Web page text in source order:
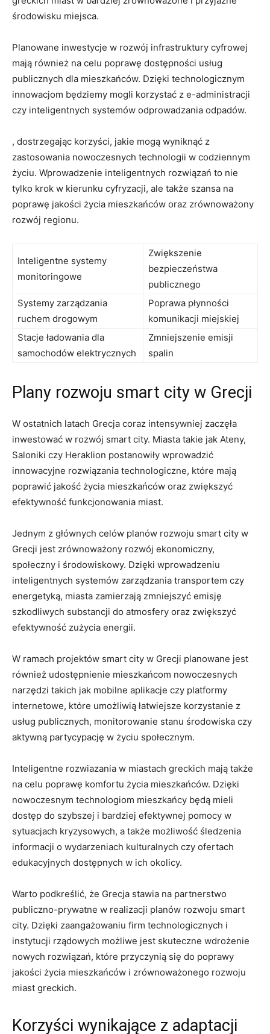
środowisku miejsca.
Planowane inwestycje w rozwój infrastruktury cyfrowej
mają również na celu poprawę dostępności usług
publicznych dla mieszkańców. Dzięki technologicznym
innowacjom będziemy mogli korzystać z e-administracji
czy inteligentnych systemów odprowadzania odpadów.
, dostrzegając korzyści, jakie mogą wyniknąć z
zastosowania nowoczesnych technologii w codziennym
życiu. Wprowadzenie inteligentnych rozwiązań to nie
tylko krok w kierunku cyfryzacji, ale także szansa na
poprawę jakości życia mieszkańców oraz zrównoważony
rozwój regionu.
Inteligentne systemy
monitoringowe
Zwiększenie
bezpieczeństwa
publicznego
Systemy zarządzania
ruchem drogowym
Poprawa płynności
komunikacji miejskiej
Stacje ładowania dla
samochodów elektrycznych
Zmniejszenie emisji
spalin
Plany rozwoju smart city w Grecji
W ostatnich latach Grecja coraz intensywniej zaczęła
inwestować w rozwój smart city. Miasta takie jak Ateny,
Saloniki czy Heraklion postanowiły wprowadzić
innowacyjne rozwiązania technologiczne, które mają
poprawić jakość życia mieszkańców oraz zwiększyć
efektywność funkcjonowania miast.
Jednym z głównych celów planów rozwoju smart city w
Grecji jest zrównoważony rozwój ekonomiczny,
społeczny i środowiskowy. Dzięki wprowadzeniu
inteligentnych systemów zarządzania transportem czy
energetyką, miasta zamierzają zmniejszyć emisję
szkodliwych substancji do atmosfery oraz zwiększyć
efektywność zużycia energii.
W ramach projektów smart city w Grecji planowane jest
również udostępnienie mieszkańcom nowoczesnych
narzędzi takich jak mobilne aplikacje czy platformy
internetowe, które umożliwią łatwiejsze korzystanie z
usług publicznych, monitorowanie stanu środowiska czy
aktywną partycypację w życiu społecznym.
Inteligentne rozwiazania w miastach greckich mają także
na celu poprawę komfortu życia mieszkańców. Dzięki
nowoczesnym technologiom mieszkańcy będą mieli
dostęp do szybszej i bardziej efektywnej pomocy w
sytuacjach kryzysowych, a także możliwość śledzenia
informacji o wydarzeniach kulturalnych czy ofertach
edukacyjnych dostępnych w ich okolicy.
Warto podkreślić, że Grecja stawia na partnerstwo
publiczno-prywatne w realizacji planów rozwoju smart
city. Dzięki zaangażowaniu firm technologicznych i
instytucji rządowych możliwe jest skuteczne wdrożenie
nowych rozwiązań, które przyczynią się do poprawy
jakości życia mieszkańców i zrównoważonego rozwoju
miast greckich.
Korzyści wynikające z adaptacji